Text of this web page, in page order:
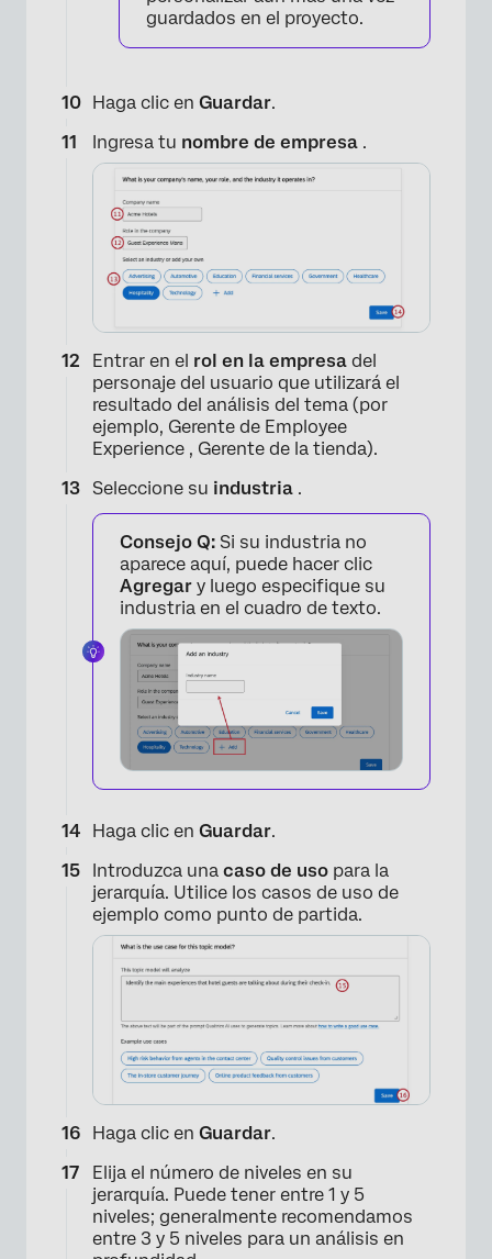
×
guardados en el proyecto.
Haga clic en Guardar.
Ingresa tu nombre de empresa .
×
Entrar en el rol en la empresa del
personaje del usuario que utilizará el
resultado del análisis del tema (por
ejemplo, Gerente de Employee
Experience , Gerente de la tienda).
Seleccione su industria .
Consejo Q: Si su industria no
aparece aquí, puede hacer clic
Agregar y luego especifique su
industria en el cuadro de texto.
Haga clic en Guardar.
Introduzca una caso de uso para la
jerarquía. Utilice los casos de uso de
ejemplo como punto de partida.
Haga clic en Guardar.
Elija el número de niveles en su
jerarquía. Puede tener entre 1 y 5
niveles; generalmente recomendamos
entre 3 y 5 niveles para un análisis en